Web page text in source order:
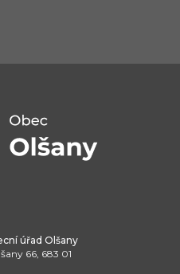
úřad Olšany
66, 683 01